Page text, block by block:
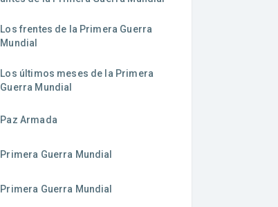
Los frentes de la Primera Guerra
Mundial
Los últimos meses de la Primera
Guerra Mundial
Paz Armada
Primera Guerra Mundial
Primera Guerra Mundial